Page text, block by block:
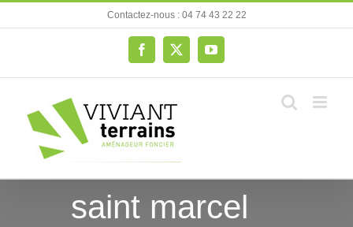
au
Contactez-nous : 04 74 43 22 22
Facebook
X YouTube
saint marcel